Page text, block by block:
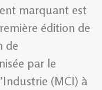
marquant est
édition de
de
par le
(MCI) à